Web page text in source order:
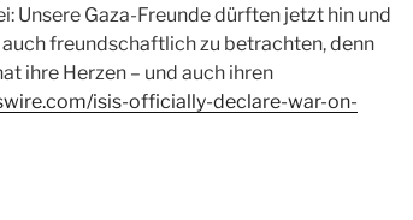
Unsere Gaza-Freunde dürften jetzt hin und
auch freundschaftlich zu betrachten, denn
ihre Herzen – und auch ihren
isis-officially-declare-war-on-